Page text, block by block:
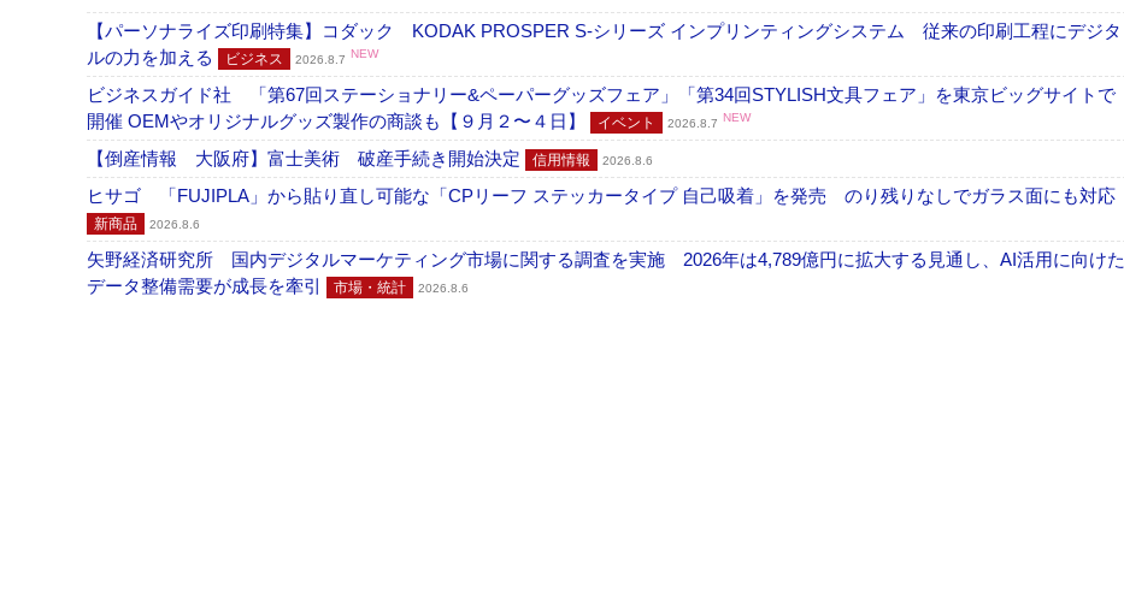
【パーソナライズ印刷特集】コダック KODAK PROSPER S-シリーズ インプリンティングシステム 従来の印刷工程にデジタ
ルの力を加える
ビジネス 2026.8.7 NEW
ビジネスガイド社 「第67回ステーショナリー&ペーパーグッズフェア」「第34回STYLISH文具フェア」を東京ビッグサイトで
開催 OEMやオリジナルグッズ製作の商談も【９月２〜４日】
イベント 2026.8.7 NEW
【倒産情報 大阪府】富士美術 破産手続き開始決定 信用情報 2026.8.6
ヒサゴ 「FUJIPLA」から貼り直し可能な「CPリーフ ステッカータイプ 自己吸着」を発売 のり残りなしでガラス面にも対応
新商品 2026.8.6
矢野経済研究所 国内デジタルマーケティング市場に関する調査を実施 2026年は4,789億円に拡大する見通し、AI活用に向けた
データ整備需要が成長を牽引
市場・統計 2026.8.6